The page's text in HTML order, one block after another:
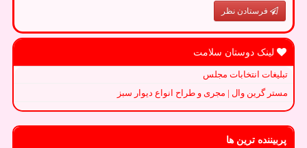
فرستادن نظر
لینک دوستان سلامت
تبلیغات انتخابات مجلس
مستر گرین وال | مجری و طراح انواع دیوار سبز
پربیننده ترین ها